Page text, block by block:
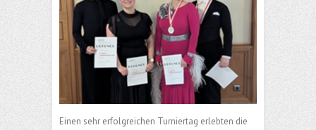
Einen sehr erfolgreichen Turniertag erlebten die